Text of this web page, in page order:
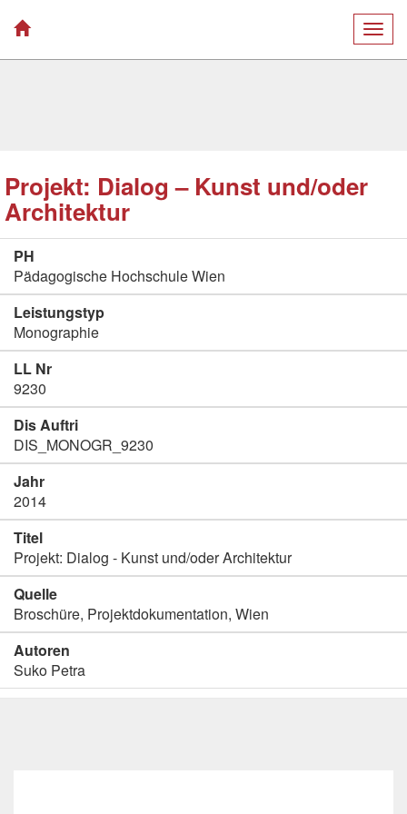
Projekt: Dialog – Kunst und/oder
Architektur
PH
Pädagogische Hochschule Wien
Leistungstyp
Monographie
LL Nr
9230
Dis Auftri
DIS_MONOGR_9230
Jahr
2014
Titel
Projekt: Dialog - Kunst und/oder Architektur
Quelle
Broschüre, Projektdokumentation, Wien
Autoren
Suko Petra